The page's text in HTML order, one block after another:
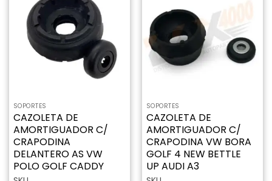
lista de
deseos
SOPORTES
CAZOLETA DE
AMORTIGUADOR C/
CRAPODINA
DELANTERO AS VW
POLO GOLF CADDY
Añadir
deseos
SOPORTES
CAZOLETA DE
AMORTIGUADOR C/
CRAPODINA VW BORA
GOLF 4 NEW BETTLE
UP AUDI A3